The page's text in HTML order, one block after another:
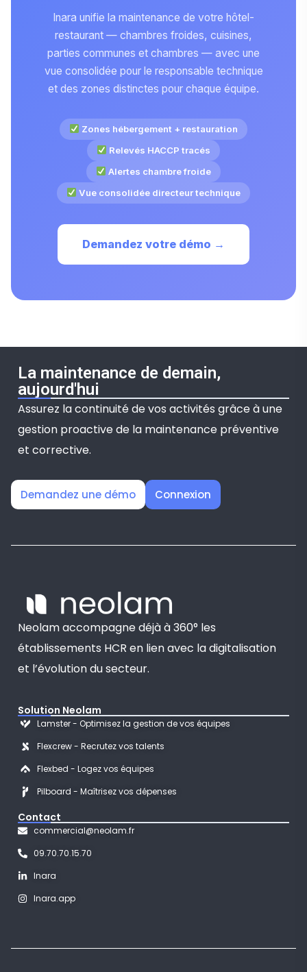
Inara unifie la maintenance de votre hôtel-
restaurant — chambres froides, cuisines,
parties communes et chambres — avec une
vue consolidée pour le responsable technique
et des zones distinctes pour chaque équipe.
Zones hébergement + restauration
Relevés HACCP tracés
Alertes chambre froide
Vue consolidée directeur technique
Demandez votre démo →
La maintenance de demain,
aujourd'hui
Assurez la continuité de vos activités grâce à une
gestion proactive de la maintenance préventive
et corrective.
Demandez une démo Connexion
Neolam accompagne déjà à 360° les
établissements HCR en lien avec la digitalisation
et l’évolution du secteur.
Solution Neolam
Lamster - Optimisez la gestion de vos équipes
Flexcrew - Recrutez vos talents
Flexbed - Logez vos équipes
Pilboard - Maîtrisez vos dépenses
Contact
commercial@neolam.fr
09.70.70.15.70
Inara
Inara.app